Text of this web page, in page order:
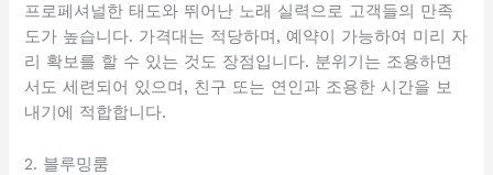
프로페셔널한 태도와 뛰어난 노래 실력으로 고객들의 만족
도가 높습니다. 가격대는 적당하며, 예약이 가능하여 미리 자
리 확보를 할 수 있는 것도 장점입니다. 분위기는 조용하면
서도 세련되어 있으며, 친구 또는 연인과 조용한 시간을 보
내기에 적합합니다.
2. 블루밍룸